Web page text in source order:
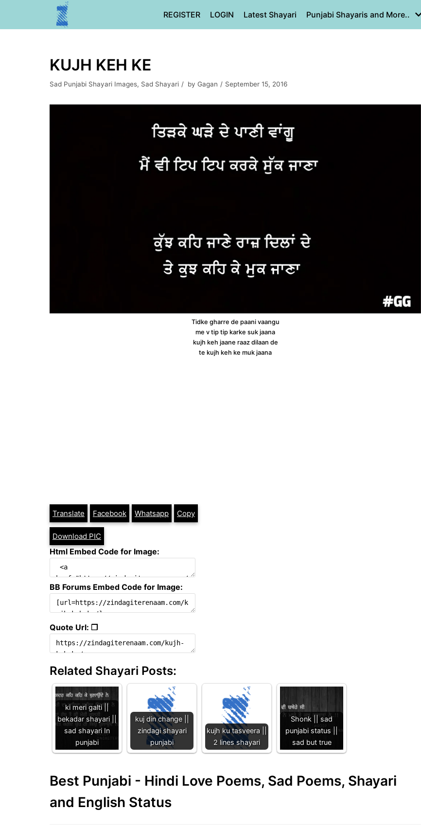
REGISTER LOGIN Latest Shayari Punjabi Shayaris and More..
KUJH KEH KE
Sad Punjabi Shayari Images, Sad Shayari by Gagan September 15, 2016
Tidke gharre de paani vaangu
me v tip tip karke suk jaana
kujh keh jaane raaz dilaan de
te kujh keh ke muk jaana
Translate Facebook Whatsapp Copy
Download PIC
Html Embed Code for Image:
BB Forums Embed Code for Image:
Quote Url: ❐
Related Shayari Posts:
ki meri galti ||
bekadar shayari ||
sad shayari In
punjabi
kuj din change ||
zindagi shayari
punjabi
kujh ku tasveera ||
2 lines shayari
Shonk || sad
punjabi status ||
sad but true
Best Punjabi - Hindi Love Poems, Sad Poems, Shayari
and English Status